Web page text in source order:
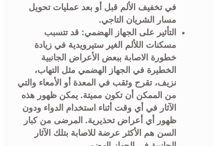
في تخفيف الألم قبل أو بعد عمليات تحويل
مسار الشريان التاجي.
التأثير على الجهاز الهضمي: قد تتسبب
مسكنات اللألم الغير ستيرويدية في زيادة
خطورة الاصابة ببعض الأعراض الجانبية
الخطيرة في الجهاز الهضمي مثل التهاب،
نزيف، تقرح وثقب في المعدة أو الأمعاء والتي
من الممكن أن تكون مميتة. يمكن ظهور هذه
الآثار في أي وقت أثناء استخدام الدواء ودون
ظهور أي أعراض تحذيرية. المرضى من كبار
السن هم الأكثر عرضة للاصابة بتلك الآثار